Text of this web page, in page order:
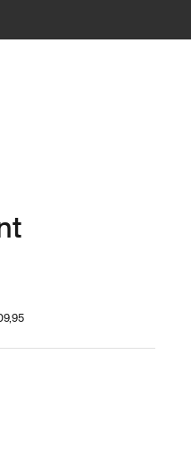
Beige
Schwarz (selected)
14L Sanftes grün